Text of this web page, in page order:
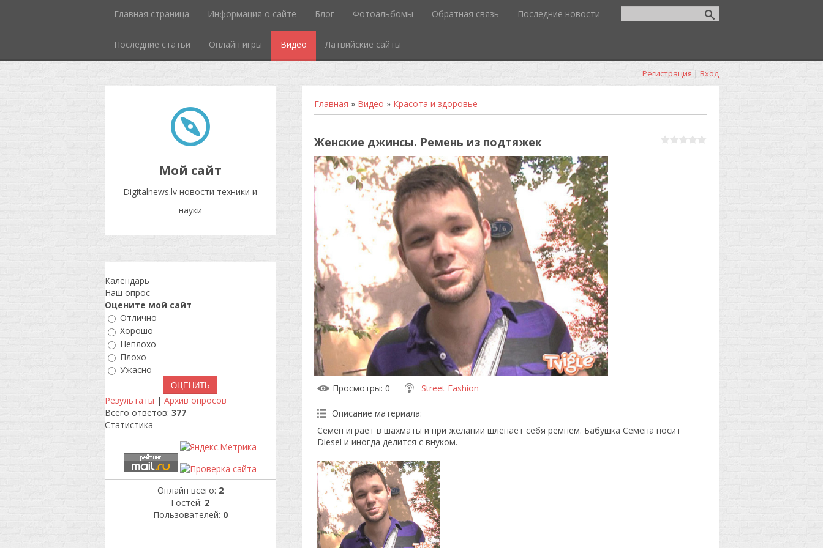
Главная страница Информация о сайте Блог Фотоальбомы Обратная связь Последние новости
Последние статьи Онлайн игры Видео Латвийские сайты
Регистрация | Вход
Мой сайт
Digitalnews.lv новости техники и
науки
Главная » Видео » Красота и здоровье
Женские джинсы. Ремень из подтяжек
Просмотры: 0 Street Fashion
Описание материала:
Семён играет в шахматы и при желании шлепает себя ремнем. Бабушка Семёна носит
Diesel и иногда делится с внуком.
Календарь
Наш опрос
Оцените мой сайт
Отлично
Хорошо
Неплохо
Плохо
Ужасно
Результаты | Архив опросов
Всего ответов: 377
Статистика
Онлайн всего: 2
Гостей: 2
Пользователей: 0